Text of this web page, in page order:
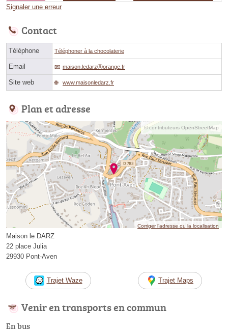
Signaler une erreur
Contact
Téléphone Téléphoner à la chocolaterie
Email maison.ledarzⓐorange.fr
Site web www.maisonledarz.fr
Plan et adresse
© contributeurs OpenStreetMap
Corriger l’adresse ou la localisation
Maison le DARZ
22 place Julia
29930 Pont-Aven
Trajet Waze Trajet Maps
Venir en transports en commun
En bus